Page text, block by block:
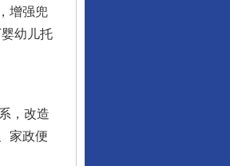
增强兜
幼儿托
，改造
家政便